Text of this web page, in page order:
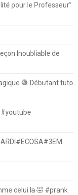
pour le Professeur”
Inoubliable de
🧶 Débutant tuto
celui la 🤣 #prank